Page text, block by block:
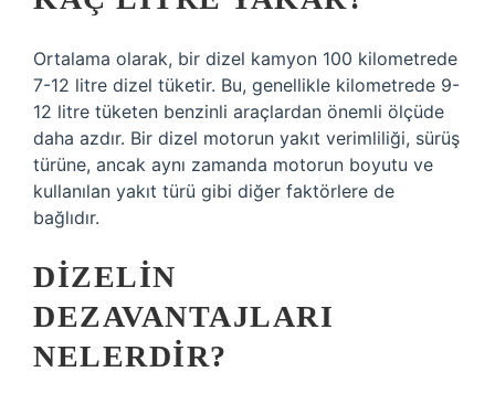
Ortalama olarak, bir dizel kamyon 100 kilometrede
7-12 litre dizel tüketir. Bu, genellikle kilometrede 9-
12 litre tüketen benzinli araçlardan önemli ölçüde
daha azdır. Bir dizel motorun yakıt verimliliği, sürüş
türüne, ancak aynı zamanda motorun boyutu ve
kullanılan yakıt türü gibi diğer faktörlere de
bağlıdır.
DIZELIN
DEZAVANTAJLARI
NELERDIR?